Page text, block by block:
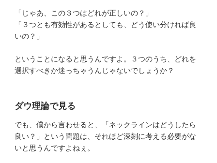
「じゃあ、この３つはどれが正しいの？」
「３つとも有効性があるとしても、どう使い分ければ良
いの？」
ということになると思うんですよ。３つのうち、どれを
選択すべきか迷っちゃうんじゃないでしょうか？
ダウ理論で見る
でも、僕から言わせると、「ネックラインはどうしたら
良い？」という問題は、それほど深刻に考える必要がな
いと思うんですよねぇ。